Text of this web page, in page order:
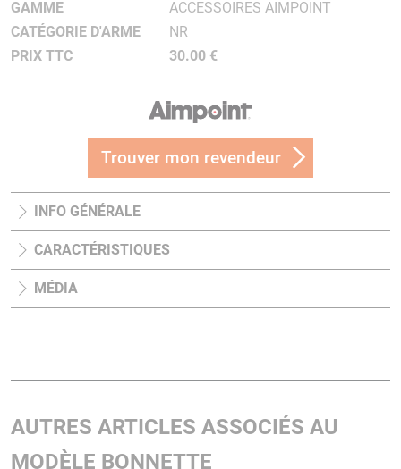
GAMME
ACCESSOIRES AIMPOINT
CATÉGORIE D'ARME
NR
PRIX TTC
30.00 €
Trouver mon revendeur
INFO GÉNÉRALE
CARACTÉRISTIQUES
MÉDIA
AUTRES ARTICLES ASSOCIÉS AU
MODÈLE BONNETTE